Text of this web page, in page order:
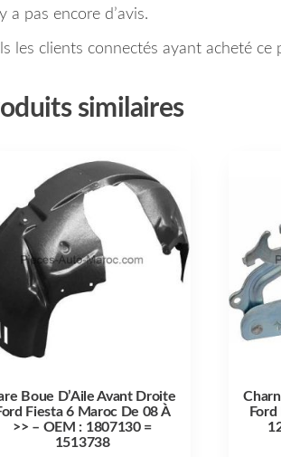
a pas encore d’avis.
les clients connectés ayant acheté
similaires
Boue D’Aile Avant Droite
Fiesta 6 Maroc De 08 À
>> – OEM : 1807130 =
1513738